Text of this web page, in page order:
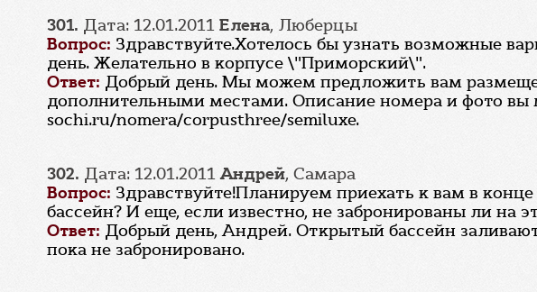
301. Дата: 12.01.2011 Елена, Люберцы
Вопрос: Здравствуйте.Хотелось бы узнать возможные
день. Желательно в корпусе \"Приморский\".
Ответ: Добрый день. Мы можем предложить вам
дополнительными местами. Описание номера и фото вы
sochi.ru/nomera/corpusthree/semiluxe.
302. Дата: 12.01.2011Андрей, Самара
Вопрос: Здравствуйте!Планируем приехать к вам в
бассейн? И еще, если известно, не забронированы ли
Ответ: Добрый день, Андрей. Открытый бассейн
пока не забронировано.